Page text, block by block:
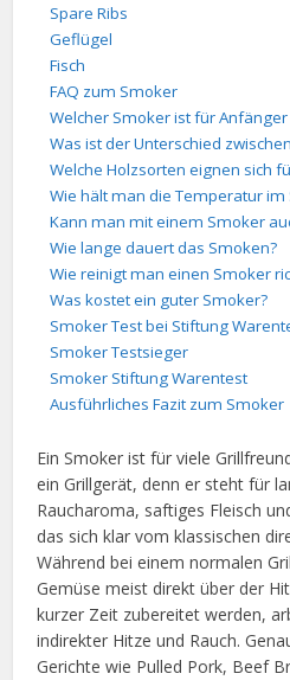
Spare Ribs
Geflügel
Fisch
FAQ zum Smoker
Welcher Smoker ist für
Was ist der Unterschied
Welche Holzsorten eignen sich
Wie hält man die Temperatur
Kann man mit einem Smoker
Wie lange dauert das Smoken?
Wie reinigt man einen Smoker
Was kostet ein guter Smoker?
Smoker Test bei Stiftung
Smoker Testsieger
Smoker Stiftung Warentest
Ausführliches Fazit zum Smoker
Ein Smoker ist für viele
ein Grillgerät, denn er steht für
Raucharoma, saftiges Fleisch
das sich klar vom klassischen
Während bei einem normalen
Gemüse meist direkt über der
kurzer Zeit zubereitet werden,
indirekter Hitze und Rauch.
Gerichte wie Pulled Pork, Beef